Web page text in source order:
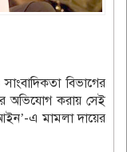
বিভাগের
অভিযোগ করায় সেই
আইন’-এ মামলা দায়ের